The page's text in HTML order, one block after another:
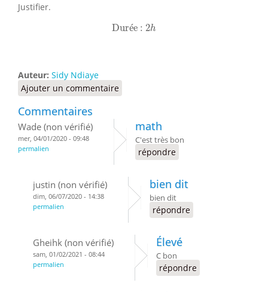
Justifier.
Durée : 2h
Durée :2
Auteur: Sidy Ndiaye
Ajouter un commentaire
Commentaires
Wade (non vérifié)
mer, 04/01/2020 - 09:48
permalien
math
C'est très bon
répondre
justin (non vérifié)
dim, 06/07/2020 - 14:38
permalien
bien dit
bien dit
répondre
Gheihk (non vérifié)
sam, 01/02/2021 - 08:44
permalien
Élevé
C bon
répondre